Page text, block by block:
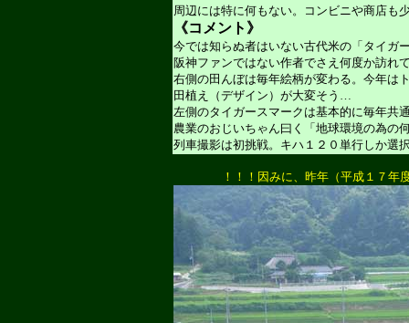
周辺には特に何もない。コンビニや商店も
《コメント》
今では知らぬ者はいない古代米の「タイガ
阪神ファンではない作者でさえ何度か訪れ
右側の田んぼは毎年絵柄が変わる。今年は
田植え（デザイン）が大変そう…
左側のタイガースマークは基本的に毎年共
農業のおじいちゃん曰く「地球環境の為の
列車撮影は初挑戦。キハ１２０単行しか選
！！！因みに、昨年（平成１７年